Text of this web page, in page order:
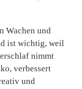
Wachen und
ist wichtig, weil
nimmt
verbessert
und